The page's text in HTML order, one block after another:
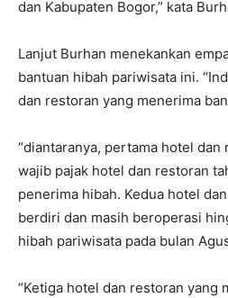
dan Kabupaten Bogor,” kata
Lanjut Burhan menekankan
bantuan hibah pariwisata ini.
dan restoran yang menerima
“diantaranya, pertama hotel dan
wajib pajak hotel dan restoran
penerima hibah. Kedua hotel
berdiri dan masih beroperasi
hibah pariwisata pada bulan
“Ketiga hotel dan restoran yang